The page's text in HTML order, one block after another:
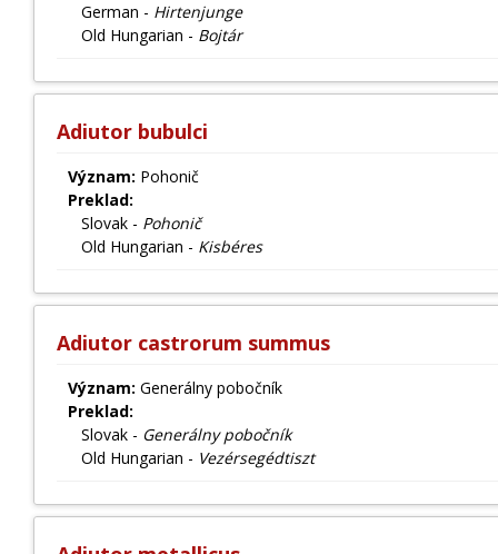
German - Hirtenjunge
Old Hungarian - Bojtár
Adiutor bubulci
Význam: Pohonič
Preklad:
Slovak - Pohonič
Old Hungarian - Kisbéres
Adiutor castrorum summus
Význam: Generálny pobočník
Preklad:
Slovak - Generálny pobočník
Old Hungarian - Vezérsegédtiszt